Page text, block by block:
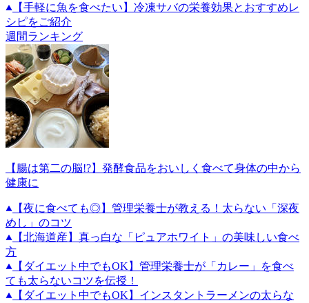
【手軽に魚を食べたい】冷凍サバの栄養効果とおすすめレ
シピをご紹介
週間ランキング
【腸は第二の脳!?】発酵食品をおいしく食べて身体の中から
健康に
【夜に食べても◎】管理栄養士が教える！太らない「深夜
めし」のコツ
【北海道産】真っ白な「ピュアホワイト」の美味しい食べ
方
【ダイエット中でもOK】管理栄養士が「カレー」を食べ
ても太らないコツを伝授！
【ダイエット中でもOK】インスタントラーメンの太らな